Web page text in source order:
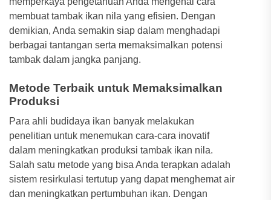
membuat tambak ikan nila yang efisien. Dengan
demikian, Anda semakin siap dalam menghadapi
berbagai tantangan serta memaksimalkan potensi
tambak dalam jangka panjang.
Metode Terbaik untuk Memaksimalkan
Produksi
Para ahli budidaya ikan banyak melakukan
penelitian untuk menemukan cara-cara inovatif
dalam meningkatkan produksi tambak ikan nila.
Salah satu metode yang bisa Anda terapkan adalah
sistem resirkulasi tertutup yang dapat menghemat air
dan meningkatkan pertumbuhan ikan. Dengan